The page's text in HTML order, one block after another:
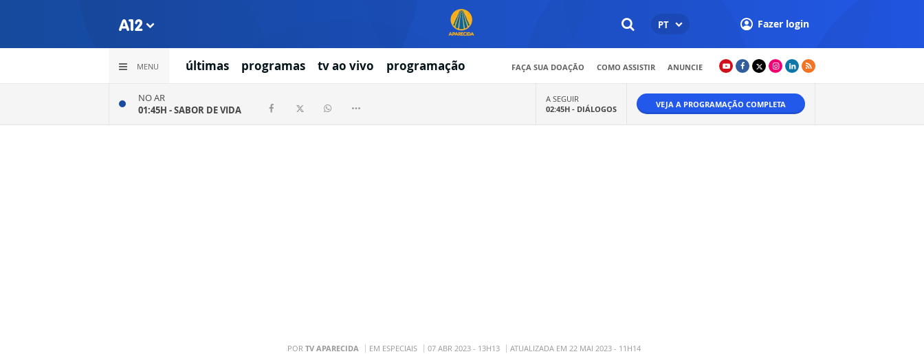
PT Fazer login
MENU últimas programas tv ao vivo programação FAÇA SUA DOAÇÃO COMO ASSISTIR ANUNCIE
NO AR
01:45H -SABOR DE VIDA
A SEGUIR
02:45H - DIÁLOGOS VEJA A PROGRAMAÇÃO COMPLETA
POR TV APARECIDA EM ESPECIAIS 07 ABR 2023 - 13H13 ATUALIZADA EM 22 MAI 2023 - 11H14